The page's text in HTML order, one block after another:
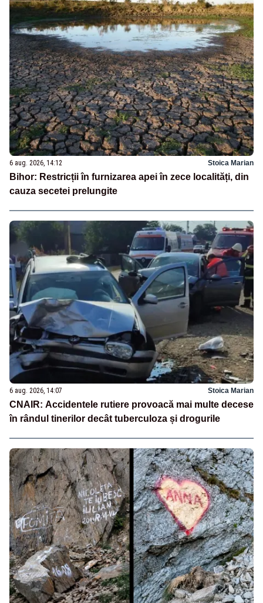
6 aug. 2026, 14:12 Stoica Marian
Bihor: Restricții în furnizarea apei în zece localități, din
cauza secetei prelungite
6 aug. 2026, 14:07 Stoica Marian
CNAIR: Accidentele rutiere provoacă mai multe decese
în rândul tinerilor decât tuberculoza și drogurile